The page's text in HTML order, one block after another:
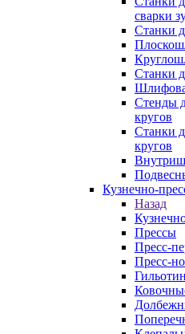
сварки
Станки
Станки
Стенды
кругов
Станки
кругов
Кузнечно-
Назад
Прессы
Пресс-
Пресс-